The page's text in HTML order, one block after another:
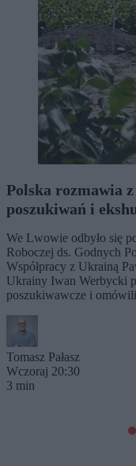
Polska rozmawia
poszukiwań i
We Lwowie odbyło się
Roboczej ds. Godnych
Współpracy z Ukrainą
Ukrainy Iwan Werbycki
poszukiwawcze i
Tomasz Pałasz
Wczoraj 20:30
3 min